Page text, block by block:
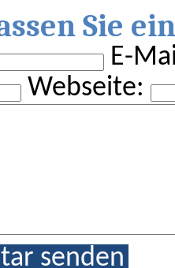
Sie
E-
Webseite:
senden